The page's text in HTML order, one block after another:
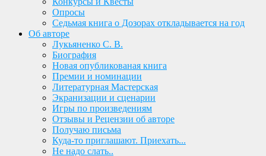
Опросы
Седьмая книга о Дозорах откладывается на год
Об авторе
Лукьяненко С. В.
Биография
Новая опубликованая книга
Премии и номинации
Литературная Мастерская
Экранизации и сценарии
Игры по произведениям
Отзывы и Рецензии об авторе
Получаю письма
Куда-то приглашают. Приехать...
Не надо слать..